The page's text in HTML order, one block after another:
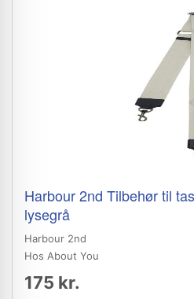
Harbour 2nd Tilbehør til
lysegrå
Harbour 2nd
Hos About You
175 kr.